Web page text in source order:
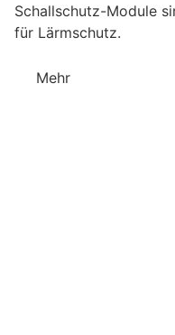
Schallschutz-Module
für Lärmschutz.
Mehr